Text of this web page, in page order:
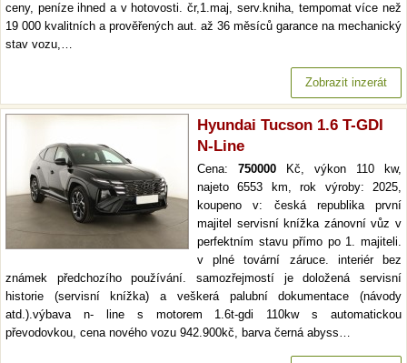
ceny, peníze ihned a v hotovosti. čr,1.maj, serv.kniha, tempomat více než
19 000 kvalitních a prověřených aut. až 36 měsíců garance na mechanický
stav vozu,…
Zobrazit inzerát
Hyundai Tucson 1.6 T-GDI
N-Line
Cena: 750000 Kč, výkon 110 kw,
najeto 6553 km, rok výroby: 2025,
koupeno v: česká republika první
majitel servisní knížka zánovní vůz v
perfektním stavu přímo po 1. majiteli.
v plné tovární záruce. interiér bez
známek předchozího používání. samozřejmostí je doložená servisní
historie (servisní knížka) a veškerá palubní dokumentace (návody
atd.).výbava n- line s motorem 1.6t-gdi 110kw s automatickou
převodovkou, cena nového vozu 942.900kč, barva černá abyss…